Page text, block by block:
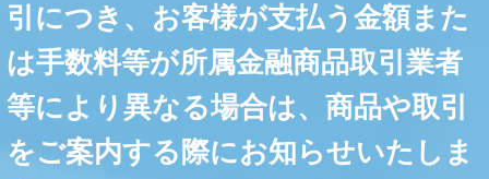
引につき、お客様が支払う金額また
は手数料等が所属金融商品取引業者
等により異なる場合は、商品や取引
をご案内する際にお知らせいたしま